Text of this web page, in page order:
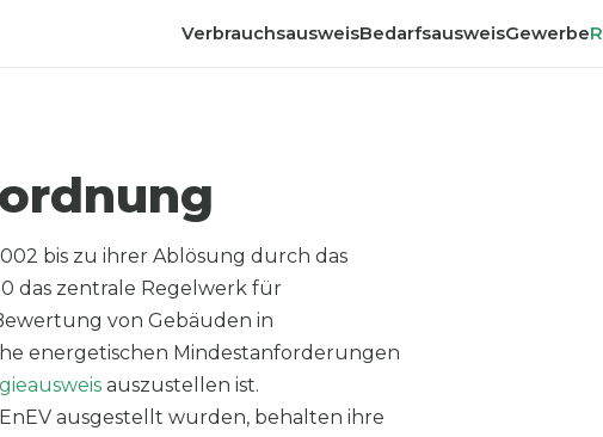
VerbrauchsausweisBedarfsausweisGewerbe
bis zu ihrer Ablösung durch das
das zentrale Regelwerk für
von Gebäuden in
energetischen Mindestanforderungen
auszustellen ist.
ausgestellt wurden, behalten ihre